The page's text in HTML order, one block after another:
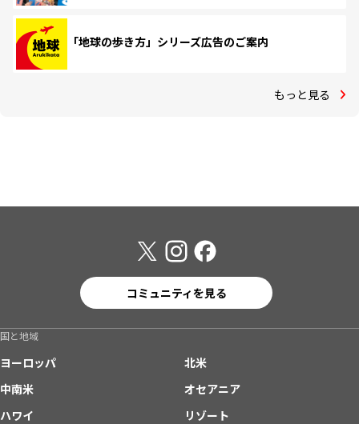
「地球の歩き方」シリーズ広告のご案内
もっと見る
コミュニティを見る
国と地域
ヨーロッパ
北米
中南米
オセアニア
ハワイ
リゾート